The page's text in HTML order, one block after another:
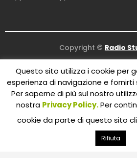
Copyright © Radio
Concept
Maintenance:Clyco
Questo sito utilizza i cookie per
esperienza di navigazione e fornirti
Per saperne di più sul nostro
nostra Privacy Policy.Per
cookie da parte di questo sito
Rifiuta